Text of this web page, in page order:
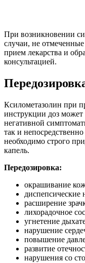
При возникновении
случаи, не
прием лекарства и
консультацией.
Ксилометазолин при
инструкции доз может
негативной
так и
необходимо строго
капель.
Передозировка:
окрашивание
диспепсические
расширение
лихорадочное
угнетение
нарушение
повышение
развитие
нарушения со